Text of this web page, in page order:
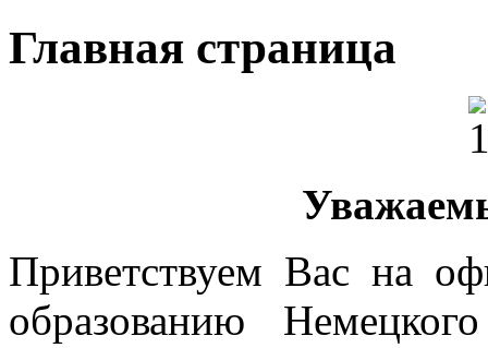
Главная страница
Приветствуем Вас на
образованию